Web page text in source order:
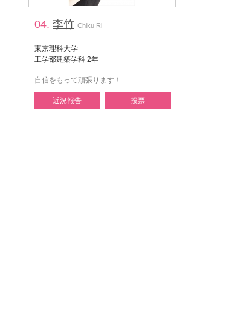
04. 李竹 Chiku Ri
東京理科大学
工学部建築学科 2年
自信をもって頑張ります！
近況報告 投票